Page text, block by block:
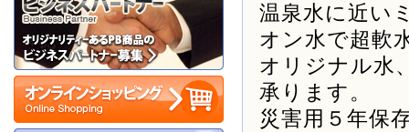
温泉水に近い
オン水で超軟
オリジナル水
承ります。
災害用５年保